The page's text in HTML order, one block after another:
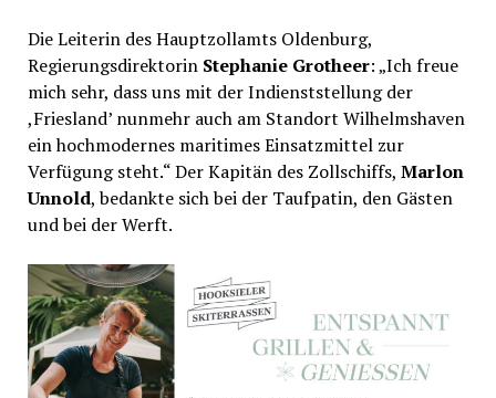
Die Leiterin des Hauptzollamts Oldenburg,
Regierungsdirektorin Stephanie Grotheer: „Ich freue
mich sehr, dass uns mit der Indienststellung der
,Friesland’ nunmehr auch am Standort Wilhelmshaven
ein hochmodernes maritimes Einsatzmittel zur
Verfügung steht.“ Der Kapitän des Zollschiffs, Marlon
Unnold, bedankte sich bei der Taufpatin, den Gästen
und bei der Werft.